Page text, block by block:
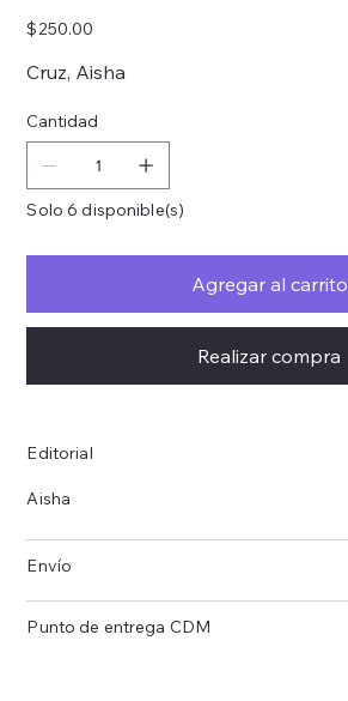
Precio
$250.00
Cruz, Aisha
Cantidad
Solo 6 disponible(s)
Agregar al carrito
Realizar compra
Editorial
Aisha
Envío
Punto de entrega CDM